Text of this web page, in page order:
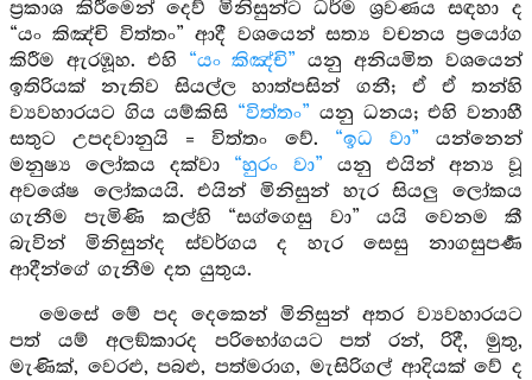
ප්‍රකාශ කිරීමෙන් දෙව් මිනිසුන්ට ධර්ම ශ්‍රවණය සඳහා ද
“යං කිඤ්චි විත්තං” ආදී වශයෙන් සත්‍ය වචනය ප්‍රයෝග
කිරීම ඇරඹූහ. එහි “යං කිඤ්චි” යනු අනියමිත වශයෙන්
ඉතිරියක් නැතිව සියල්ල හාත්පසින් ගනී; ඒ ඒ තන්හි
ව්‍යවහාරයට ගිය යම්කිසි “විත්තං” යනු ධනය; එහි වනාහී
සතුට උපදවානුයි = විත්තං වේ. “ඉධ වා” යන්නෙන්
මනුෂ්‍ය ලෝකය දක්වා “හුරං වා” යනු එයින් අන්‍ය වූ
අවශේෂ ලෝකයයි. එයින් මිනිසුන් හැර සියලු ලෝකය
ගැනීම පැමිණි කල්හි “සග්ගෙසු වා” යයි වෙනම කී
බැවින් මිනිසුන්ද ස්වර්ගය ද හැර සෙසු නාගසුපර්‍ණ
ආදීන්ගේ ගැනීම දත යුතුය.
මෙසේ මේ පද දෙකෙන් මිනිසුන් අතර ව්‍යවහාරයට
පත් යම් අලඞ්කාරද පරිභෝගයට පත් රන්, රිදී, මුතු,
මැණික්, වෙරළු, පබළු, පත්මරාග, මැසිරිගල් ආදියක් වේ ද